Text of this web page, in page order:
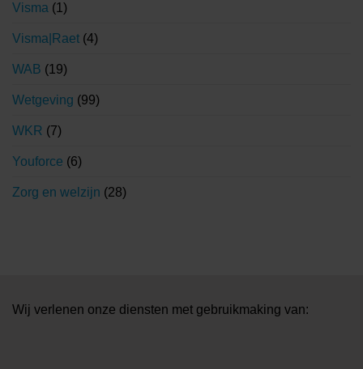
Visma (1)
Visma|Raet (4)
WAB (19)
Wetgeving (99)
WKR (7)
Youforce (6)
Zorg en welzijn (28)
Wij verlenen onze diensten met gebruikmaking van: